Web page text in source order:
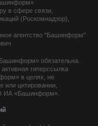
в сфере связи,
(Роскомнадзор),
агентство "Башинформ"
обязательна.
гиперссылка
в целях, не
или цитировании,
ИА «Башинформ».